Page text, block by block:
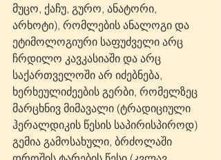
მუცო, ქაჩუ, გურო, ანატორი,
არხოტი), რომლების ანალოგი და
ეტიმოლოგიური საფუძველი არც
ჩრდილო კავკასიაში და არც
საქართველოში არ იძებნება,
ხერხეულიძეების გერბი, რომელზეც
მარცხნივ მიმავალი (ტრადიციული
ჰერალდიკის წესის საპირისპიროდ)
გემია გამოსახული, ბრძოლაში